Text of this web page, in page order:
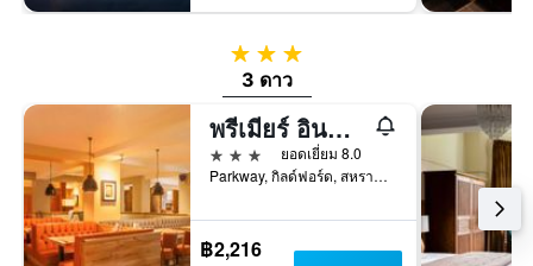
3 ดาว
3 ดาว
พรีเมียร์ อินน์ กิลด์ฟอร์ด นอร์ท - เอ3
3 ดาว
ยอดเยี่ยม 8.0
Parkway, กิลด์ฟอร์ด, สหราชอาณาจักร
฿2,216